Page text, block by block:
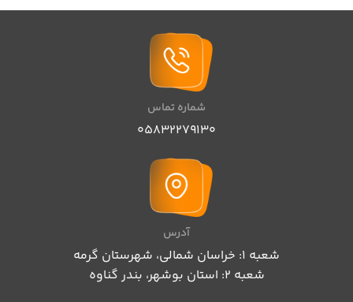
شماره تماس
05832279130
آدرس
شعبه 1: خراسان شمالی، شهرستان گرمه
شعبه 2: استان بوشهر، بندر گناوه